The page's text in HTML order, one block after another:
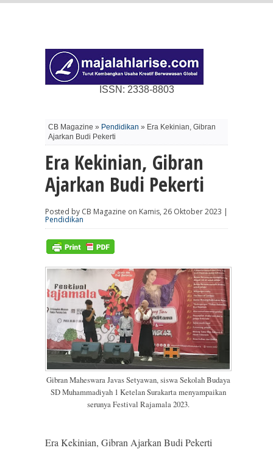
ISSN: 2338-8803
CB Magazine » Pendidikan » Era Kekinian, Gibran
Ajarkan Budi Pekerti
Era Kekinian, Gibran
Ajarkan Budi Pekerti
Posted by CB Magazine on Kamis, 26 Oktober 2023 |
Pendidikan
Gibran Maheswara Javas Setyawan, siswa Sekolah Budaya
SD Muhammadiyah 1 Ketelan Surakarta menyampaikan
serunya Festival Rajamala 2023.
Era Kekinian, Gibran Ajarkan Budi Pekerti